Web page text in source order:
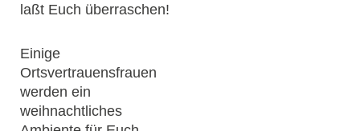
laßt Euch überraschen!
Einige
Ortsvertrauensfrauen
werden ein
weihnachtliches